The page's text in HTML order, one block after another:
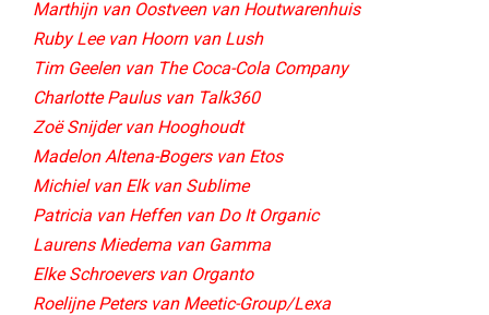
Marthijn van Oostveen van Houtwarenhuis
Ruby Lee van Hoorn van Lush
Tim Geelen van The Coca-Cola Company
Charlotte Paulus van Talk360
Zoë Snijder van Hooghoudt​
Madelon Altena-Bogers van Etos​
Michiel van Elk van Sublime​
Patricia van Heffen van Do It Organic​
Laurens Miedema van Gamma
Elke Schroevers van Organto
Roelijne Peters van Meetic-Group/Lexa